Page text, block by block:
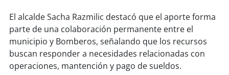
soysancarlos
soytalcahuano
soyconcepción
El alcalde Sacha Razmilic destacó que el aporte forma
parte de una colaboración permanente entre el
municipio y Bomberos, señalando que los recursos
buscan responder a necesidades relacionadas con
operaciones, mantención y pago de sueldos.